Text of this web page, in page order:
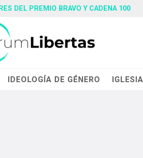
DEL PREMIO BRAVO Y CADENA 100
IDEOLOGÍA DE GÉNERO IGLESIA